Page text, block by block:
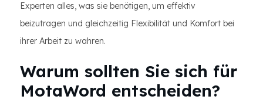
Experten alles, was sie benötigen, um effektiv
beizutragen und gleichzeitig Flexibilität und Komfort bei
ihrer Arbeit zu wahren.
Warum sollten Sie sich für
MotaWord entscheiden?